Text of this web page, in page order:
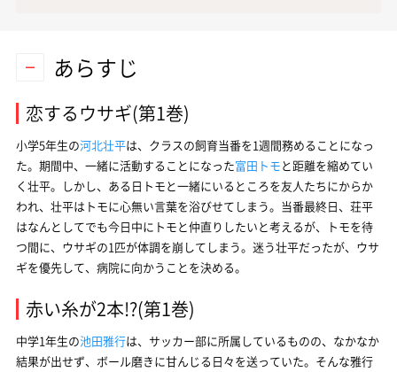
あらすじ
恋するウサギ(第1巻)
小学5年生の河北壮平は、クラスの飼育当番を1週間務めることになっ
た。期間中、一緒に活動することになった富田トモと距離を縮めてい
く壮平。しかし、ある日トモと一緒にいるところを友人たちにからか
われ、壮平はトモに心無い言葉を浴びせてしまう。当番最終日、荘平
はなんとしてでも今日中にトモと仲直りしたいと考えるが、トモを待
つ間に、ウサギの1匹が体調を崩してしまう。迷う壮平だったが、ウサ
ギを優先して、病院に向かうことを決める。
赤い糸が2本!?(第1巻)
中学1年生の池田雅行は、サッカー部に所属しているものの、なかなか
結果が出せず、ボール磨きに甘んじる日々を送っていた。そんな雅行